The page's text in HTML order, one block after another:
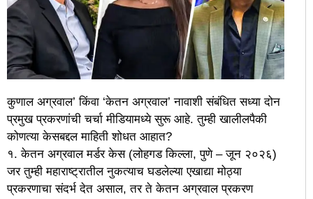
कुणाल अग्रवाल’ किंवा ‘केतन अग्रवाल’ नावाशी संबंधित सध्या दोन
प्रमुख प्रकरणांची चर्चा मीडियामध्ये सुरू आहे. तुम्ही खालीलपैकी
कोणत्या केसबद्दल माहिती शोधत आहात?
१. केतन अग्रवाल मर्डर केस (लोहगड किल्ला, पुणे – जून २०२६)
जर तुम्ही महाराष्ट्रातील नुकत्याच घडलेल्या एखाद्या मोठ्या
प्रकरणाचा संदर्भ देत असाल, तर ते केतन अग्रवाल प्रकरण